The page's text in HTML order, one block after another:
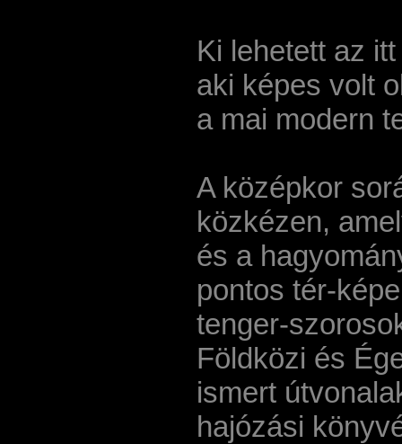
Ki lehetett az
aki képes volt
a mai modern
A középkor
közkézen,
és a
pontos tér-
tenger-
Földközi és
ismert
hajózási